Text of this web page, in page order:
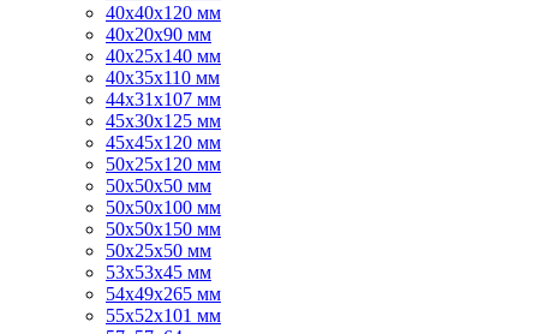
40х40х120 мм
40х20х90 мм
40х25х140 мм
40х35х110 мм
44х31х107 мм
45х30х125 мм
45х45х120 мм
50х25х120 мм
50х50х50 мм
50х50х100 мм
50х50х150 мм
50х25х50 мм
53х53х45 мм
54х49х265 мм
55х52х101 мм